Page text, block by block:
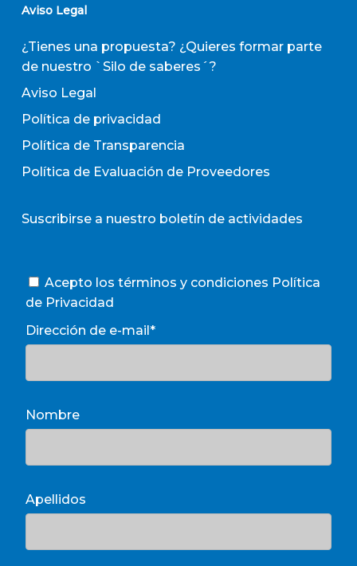
Aviso Legal
¿Tienes una propuesta? ¿Quieres formar parte
de nuestro `Silo de saberes´?
Aviso Legal
Política de privacidad
Política de Transparencia
Política de Evaluación de Proveedores
Suscribirse a nuestro boletín de actividades
Acepto los términos y condiciones Política
de Privacidad
Dirección de e-mail*
Nombre
Apellidos